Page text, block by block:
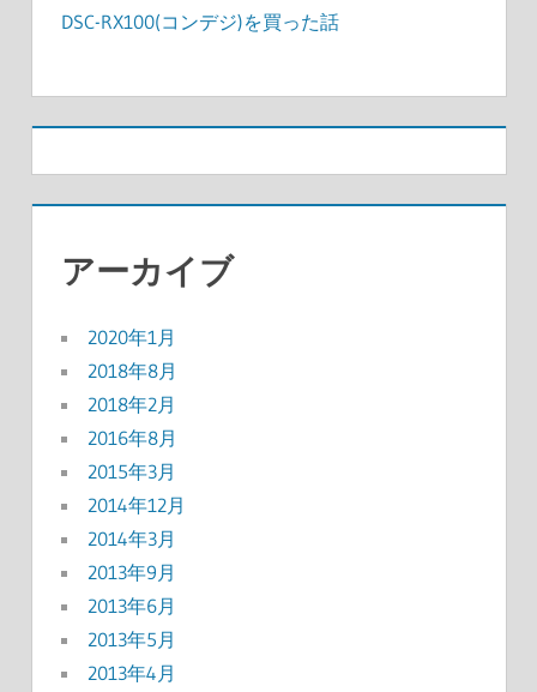
DSC-RX100(コンデジ)を買った話
アーカイブ
2020年1月
2018年8月
2018年2月
2016年8月
2015年3月
2014年12月
2014年3月
2013年9月
2013年6月
2013年5月
2013年4月